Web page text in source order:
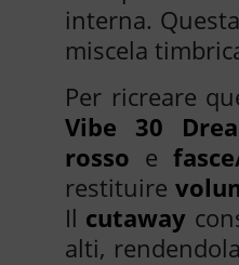
interna. Questa
miscela
Per ricreare
Vibe 30
rosso e
restituire
Il cutaway
alti,